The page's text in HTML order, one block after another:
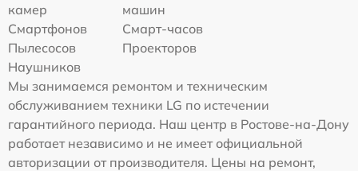
камер
машин
Смартфонов
Смарт-часов
Пылесосов
Проекторов
Наушников
Мы занимаемся ремонтом и техническим
обслуживанием техники LG по истечении
гарантийного периода. Наш центр в Ростове-на-Дону
работает независимо и не имеет официальной
авторизации от производителя. Цены на ремонт,